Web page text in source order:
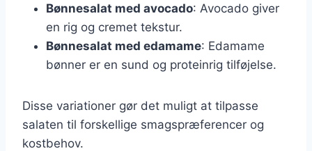
Bønnesalat med avocado: Avocado giver
en rig og cremet tekstur.
Bønnesalat med edamame: Edamame
bønner er en sund og proteinrig tilføjelse.
Disse variationer gør det muligt at tilpasse
salaten til forskellige smagspræferencer og
kostbehov.